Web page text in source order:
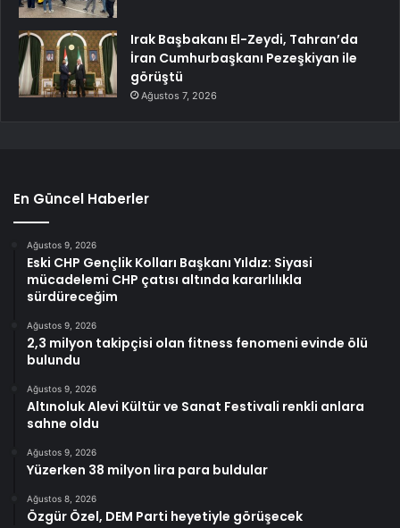
Irak Başbakanı El-Zeydi, Tahran’da
İran Cumhurbaşkanı Pezeşkiyan ile
görüştü
Ağustos 7, 2026
En Güncel Haberler
Ağustos 9, 2026
Eski CHP Gençlik Kolları Başkanı Yıldız: Siyasi
mücadelemi CHP çatısı altında kararlılıkla
sürdüreceğim
Ağustos 9, 2026
2,3 milyon takipçisi olan fitness fenomeni evinde ölü
bulundu
Ağustos 9, 2026
Altınoluk Alevi Kültür ve Sanat Festivali renkli anlara
sahne oldu
Ağustos 9, 2026
Yüzerken 38 milyon lira para buldular
Ağustos 8, 2026
Özgür Özel, DEM Parti heyetiyle görüşecek